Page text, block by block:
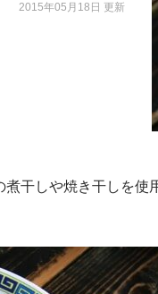
2015年05月18日 更新
干しや焼き干しを